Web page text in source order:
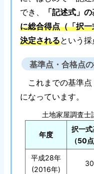
でき、
「記述式」
に総合得点（「択
決定されるという採
基準点・合格点
これまでの基準点
になっています。
土地家屋調査士
年度
択一
（50
平成28年
(2016年)